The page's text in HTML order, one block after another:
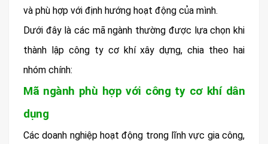
và phù hợp với định hướng hoạt động của mình.
Dưới đây là các mã ngành thường được lựa chọn khi
thành lập công ty cơ khí xây dựng, chia theo hai
nhóm chính:
Mã ngành phù hợp với công ty cơ khí dân
dụng
Các doanh nghiệp hoạt động trong lĩnh vực gia công,